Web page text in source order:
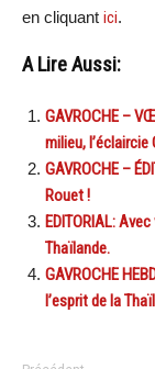
en cliquant ici.
A Lire Aussi:
GAVROCHE –
milieu, l’éclaircie
GAVROCHE –
Rouet !
EDITORIAL:
Thaïlande.
GAVROCHE
l’esprit de la